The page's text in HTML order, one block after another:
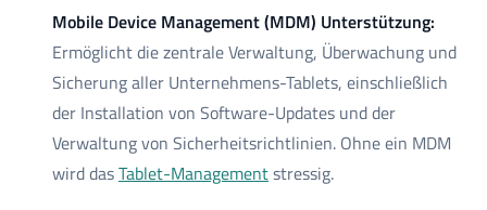
Mobile Device Management (MDM) Unterstützung:
Ermöglicht die zentrale Verwaltung, Überwachung und
Sicherung aller Unternehmens-Tablets, einschließlich
der Installation von Software-Updates und der
Verwaltung von Sicherheitsrichtlinien. Ohne ein MDM
wird dasTablet-Managementstressig.